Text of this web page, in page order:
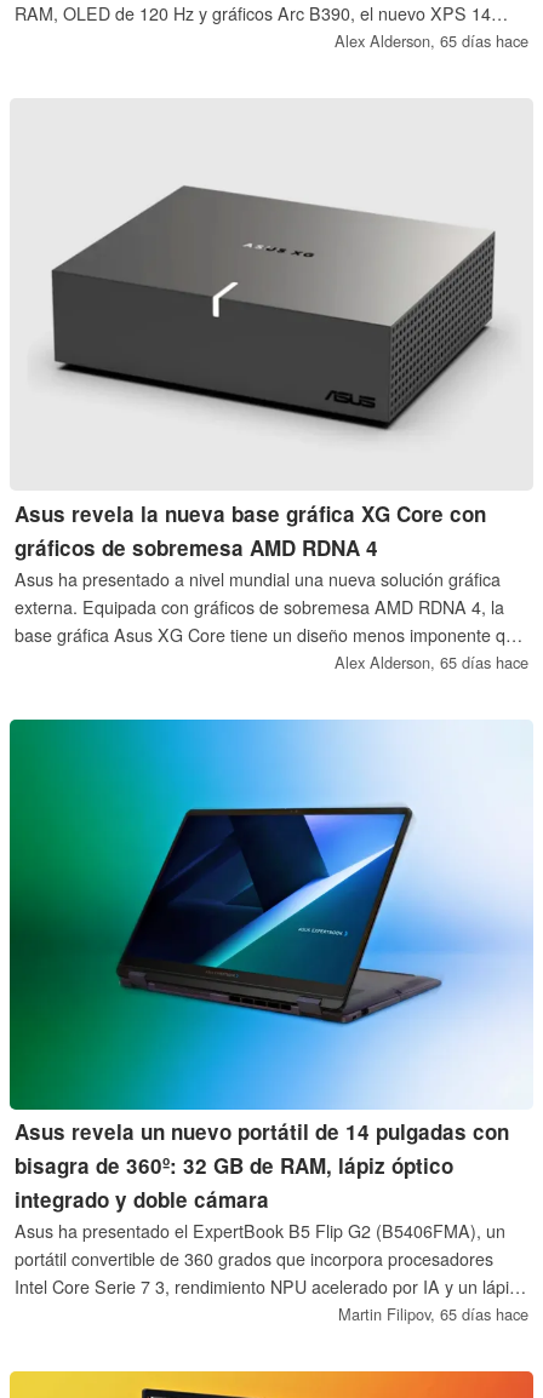
RAM, OLED de 120 Hz y gráficos Arc B390, el nuevo XPS 14
también es más barato si se adquiere ejecutando Ubuntu.
Alex Alderson, 65 días hace
Asus revela la nueva base gráfica XG Core con
gráficos de sobremesa AMD RDNA 4
Asus ha presentado a nivel mundial una nueva solución gráfica
externa. Equipada con gráficos de sobremesa AMD RDNA 4, la
base gráfica Asus XG Core tiene un diseño menos imponente que
las actuales eGPU ROG XG Mobile de la compañía.
Alex Alderson, 65 días hace
Asus revela un nuevo portátil de 14 pulgadas con
bisagra de 360º: 32 GB de RAM, lápiz óptico
integrado y doble cámara
Asus ha presentado el ExpertBook B5 Flip G2 (B5406FMA), un
portátil convertible de 360 grados que incorpora procesadores
Intel Core Serie 7 3, rendimiento NPU acelerado por IA y un lápiz
óptico con garaje. Diseñado para el trabajo híbrido, ofrece
seguridad de nivel empresarial en un chasis portátil de aluminio.
Martin Filipov, 65 días hace